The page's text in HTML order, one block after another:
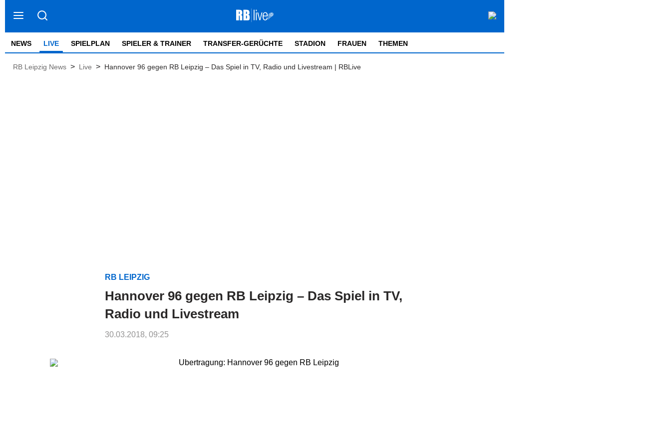
NEWS LIVE SPIELPLAN SPIELER & TRAINER TRANSFER-GERÜCHTE STADION FRAUEN THEMEN
RB Leipzig News > Live > Hannover 96 gegen RB Leipzig – Das Spiel in TV, Radio und Livestream | RBLive
RB LEIPZIG
Hannover 96 gegen RB Leipzig – Das Spiel in TV,
Radio und Livestream
30.03.2018, 09:25